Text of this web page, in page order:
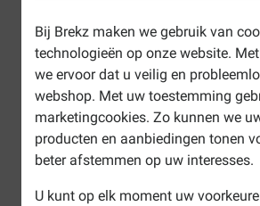
Bij Brekz maken we gebruik van
technologieën op onze website.
we ervoor dat u veilig en
webshop. Met uw toestemming
marketingcookies. Zo kunnen we
producten en aanbiedingen tonen
beter afstemmen op uw interesses.
U kunt op elk moment uw